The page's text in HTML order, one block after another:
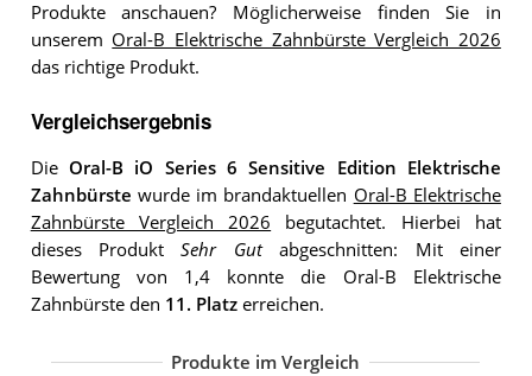
Produkte anschauen? Möglicherweise finden Sie in
unserem Oral-B Elektrische Zahnbürste Vergleich 2026
das richtige Produkt.
Vergleichsergebnis
Die Oral-B iO Series 6 Sensitive Edition Elektrische
Zahnbürste wurde im brandaktuellen Oral-B Elektrische
Zahnbürste Vergleich 2026 begutachtet. Hierbei hat
dieses ProduktSehr Gutabgeschnitten: Mit einer
Bewertung von 1,4 konnte die Oral-B Elektrische
Zahnbürste den 11. Platzerreichen.
Produkte im Vergleich